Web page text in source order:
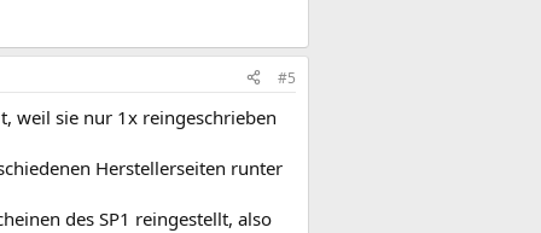
#5
weil sie nur 1x reingeschrieben
Herstellerseiten runter
des SP1 reingestellt, also